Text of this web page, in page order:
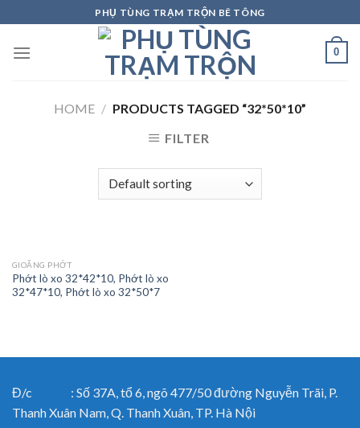
to
content
PHỤ TÙNG TRẠM TRỘN BÊ TÔNG
0
HOME / PRODUCTS TAGGED “32*50*10”
FILTER
GIOĂNG PHỚT
Phớt lò xo 32*42*10, Phớt lò xo
32*47*10, Phớt lò xo 32*50*7
Đ/c : Số 37A, tổ 6, ngõ 477/50 đường Nguyễn Trãi, P.
Thanh Xuân Nam, Q. Thanh Xuân, TP. Hà Nội